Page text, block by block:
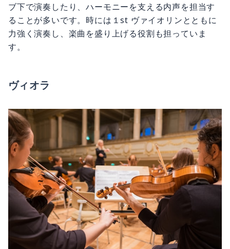
ブ下で演奏したり、ハーモニーを支える内声を担当す
ることが多いです。時には１st ヴァイオリンとともに
力強く演奏し、楽曲を盛り上げる役割も担っていま
す。
ヴィオラ